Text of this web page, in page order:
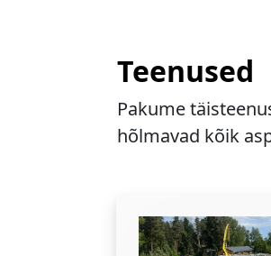
Teenused
Pakume
hõlmavad kõik